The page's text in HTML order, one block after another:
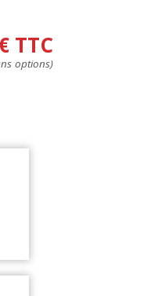
TTC
options)